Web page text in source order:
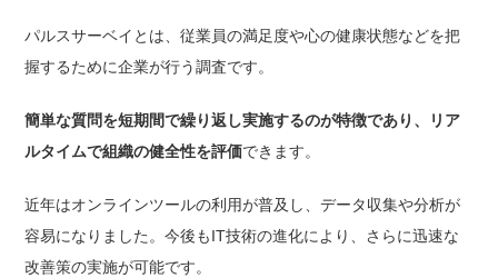
パルスサーベイとは、従業員の満足度や心の健康状態などを把
握するために企業が行う調査です。
簡単な質問を短期間で繰り返し実施するのが特徴であり、リア
ルタイムで組織の健全性を評価できます。
近年はオンラインツールの利用が普及し、データ収集や分析が
容易になりました。今後もIT技術の進化により、さらに迅速な
改善策の実施が可能です。